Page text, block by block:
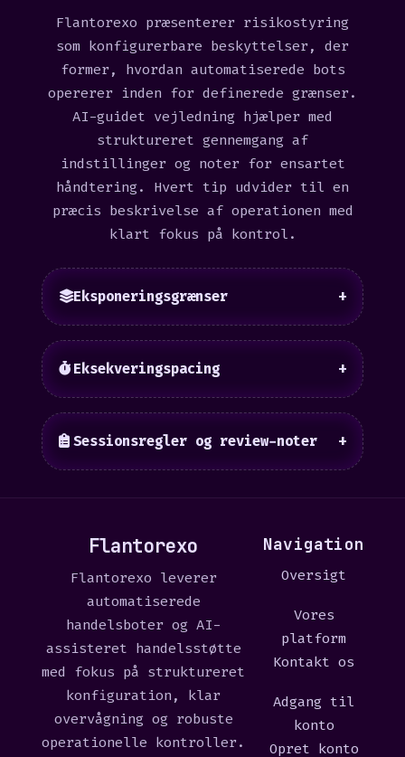
Flantorexo præsenterer risikostyring
som konfigurerbare beskyttelser, der
former, hvordan automatiserede bots
opererer inden for definerede grænser.
AI-guidet vejledning hjælper med
struktureret gennemgang af
indstillinger og noter for ensartet
håndtering. Hvert tip udvider til en
præcis beskrivelse af operationen med
klart fokus på kontrol.
Eksponeringsgrænser +
Eksekveringspacing +
Sessionsregler og review-noter +
Flantorexo
Flantorexo leverer
automatiserede
handelsboter og AI-
assisteret handelsstøtte
med fokus på struktureret
konfiguration, klar
overvågning og robuste
operationelle kontroller.
Navigation
Oversigt
Vores
platform
Kontakt os
Adgang til
konto
Opret konto